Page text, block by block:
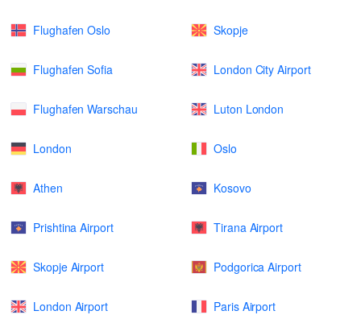
Flughafen Oslo Skopje
Flughafen Sofia London City Airport
Flughafen Warschau Luton London
London Oslo
Athen Kosovo
Prishtina Airport Tirana Airport
Skopje Airport Podgorica Airport
London Airport Paris Airport